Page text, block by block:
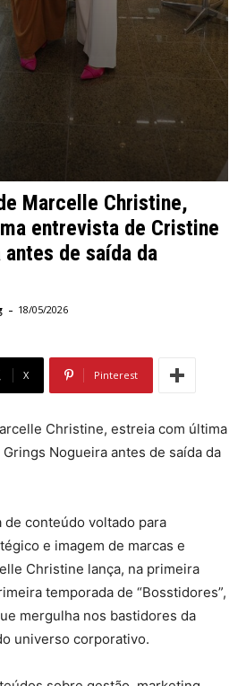
Marcelle Christine,
entrevista de Cristine
de saída da
- 18/05/2026
X Pinterest
Christine, estreia com última
Nogueira antes de saída da
de conteúdo voltado para
e imagem de marcas e
Christine lança, na primeira
temporada de “Bosstidores”,
mergulha nos bastidores da
universo corporativo.